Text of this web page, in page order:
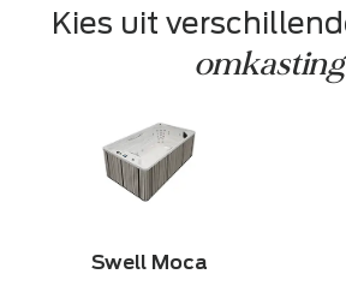
omkasting
Swell Moca